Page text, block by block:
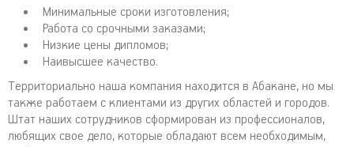
Минимальные сроки изготовления;
Работа со срочными заказами;
Низкие цены дипломов;
Наивысшее качество.
Территориально наша компания находится в Абакане, но мы
также работаем с клиентами из других областей и городов.
Штат наших сотрудников сформирован из профессионалов,
любящих свое дело, которые обладают всем необходимым,